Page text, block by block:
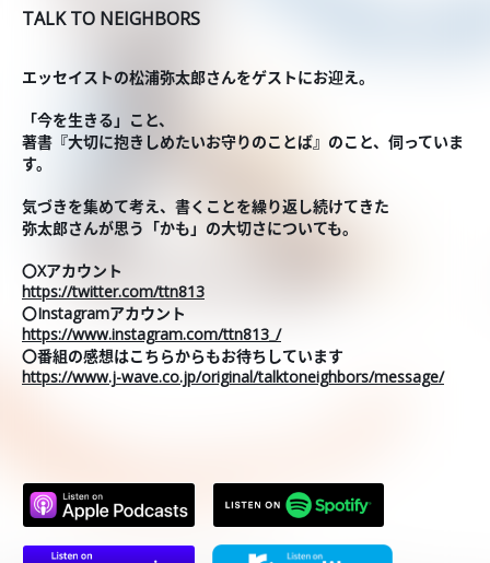
TALK TO NEIGHBORS
エッセイストの松浦弥太郎さんをゲストにお迎え。
「今を生きる」こと、
著書『大切に抱きしめたいお守りのことば』のこと、伺っていま
す。
気づきを集めて考え、書くことを繰り返し続けてきた
弥太郎さんが思う「かも」の大切さについても。
〇Xアカウント
https://twitter.com/ttn813
〇Instagramアカウント
https://www.instagram.com/ttn813_/
〇番組の感想はこちらからもお待ちしています
https://www.j-wave.co.jp/original/talktoneighbors/message/